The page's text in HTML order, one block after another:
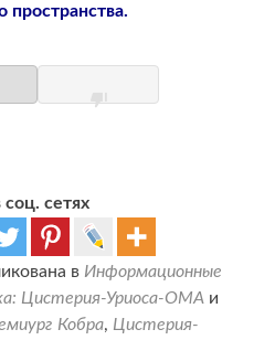
пространства.
сетях
в Информационные
Цистерия-Уриоса-ОМА и
Кобра, Цистерия-